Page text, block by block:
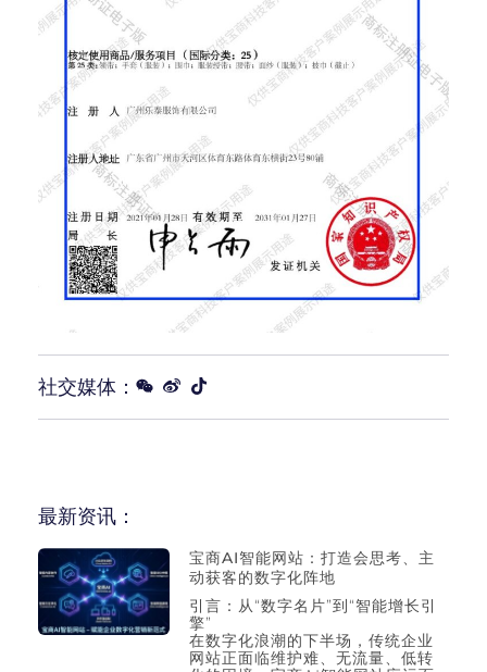
社交媒体：
最新资讯：
宝商AI智能网站：打造会思考、主
动获客的数字化阵地
引言：从“数字名片”到“智能增长引
擎”
在数字化浪潮的下半场，传统企业
网站正面临维护难、无流量、低转